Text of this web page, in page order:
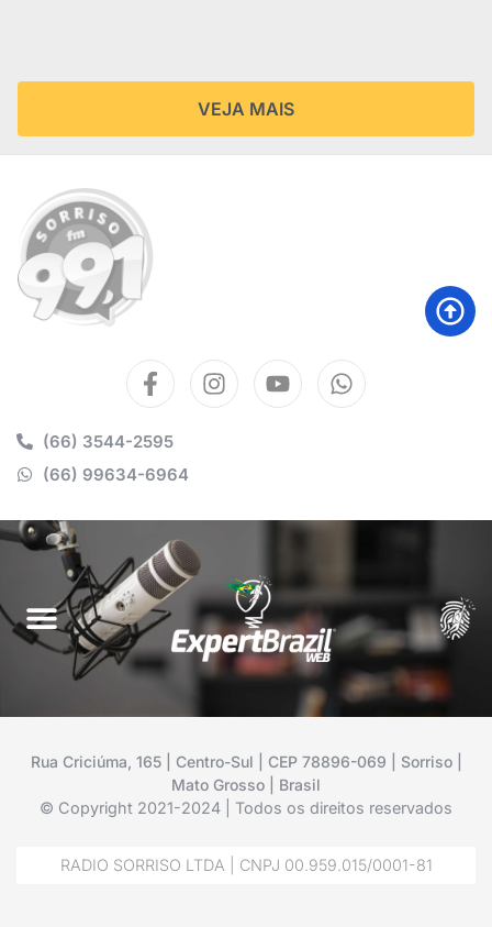
VEJA MAIS
(66) 3544-2595
(66) 99634-6964
Rua Criciúma, 165 | Centro-Sul | CEP 78896-069 | Sorriso |
Mato Grosso | Brasil
© Copyright 2021-2024 | Todos os direitos reservados
RADIO SORRISO LTDA | CNPJ 00.959.015/0001-81